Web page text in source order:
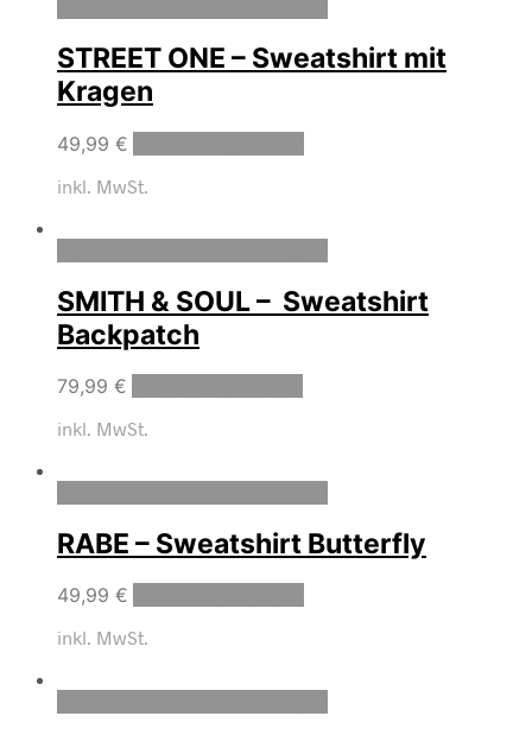
STREET ONE – Sweatshirt mit
Kragen
49,99 €
inkl. MwSt.
SMITH & SOUL – Sweatshirt
Backpatch
79,99 €
inkl. MwSt.
RABE – Sweatshirt Butterfly
49,99 €
inkl. MwSt.